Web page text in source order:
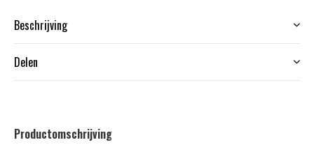
Beschrijving
Delen
Productomschrijving